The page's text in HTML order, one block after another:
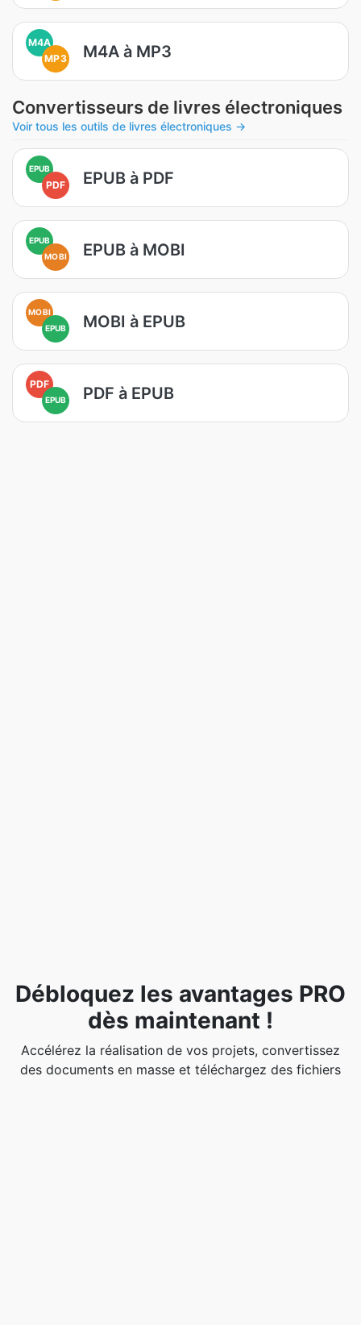
M4A
MP3
M4A à MP3
Convertisseurs de livres électroniques
Voir tous les outils de livres électroniques →
EPUB
PDF EPUB à PDF
EPUB
MOBI
EPUB à MOBI
MOBI
EPUB
MOBI à EPUB
PDF
EPUB PDF à EPUB
Débloquez les avantages PRO
dès maintenant !
Accélérez la réalisation de vos projets, convertissez
des documents en masse et téléchargez des fichiers